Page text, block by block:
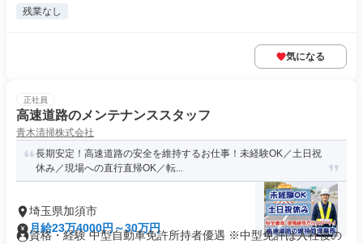
残業なし
気になる
正社員
高速道路のメンテナンススタッフ
青木清掃株式会社
長期安定！高速道路の安全を維持するお仕事！未経験OK／土日祝
休み／現場への直行直帰OK／転...
埼玉県加須市
月給23万4000円～30万円
資格・経験 中型自動車免許所持者優遇 ※中型免許は入社後の